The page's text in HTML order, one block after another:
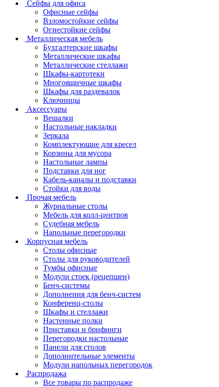
Сейфы для офиса
Офисные сейфы
Взломостойкие сейфы
Огнестойкие сейфы
Металлическая мебель
Бухгалтерские шкафы
Металлические шкафы
Металлические стеллажи
Шкафы-картотеки
Многоящичные шкафы
Шкафы для раздевалок
Ключницы
Аксессуары
Вешалки
Настольные накладки
Зеркала
Комплектующие для кресел
Корзины для мусора
Настольные лампы
Подставки для ног
Кабель-каналы и подставки
Стойки для воды
Прочая мебель
Журнальные столы
Мебель для колл-центров
Судебная мебель
Напольные перегородки
Корпусная мебель
Столы офисные
Столы для руководителей
Тумбы офисные
Модули стоек (рецепшен)
Бенч-системы
Дополнения для бенч-систем
Конференц-столы
Шкафы и стеллажи
Настенные полки
Приставки и брифинги
Перегородки настольные
Панели для столов
Дополнительные элементы
Модули напольных перегородок
Распродажа
Все товары по распродаже